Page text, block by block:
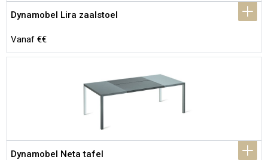
Dynamobel Lira zaalstoel
Vanaf €€
Dynamobel Neta tafel